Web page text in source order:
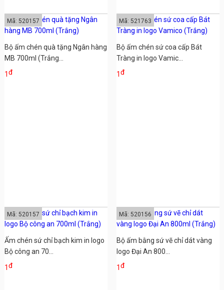
Bộ ấm chén quà tặng Ngân hàng
MB 700ml (Trắng...
1đ
Mã: 520157
Bộ ấm chén sứ coa cấp Bát
Tràng in logo Vamic...
1đ
Mã: 521763
Ấm chén sứ chỉ bạch kim in logo
Bộ công an 70...
1đ
Mã: 520157
Bộ ấm bằng sứ vẽ chỉ dát vàng
logo Đại An 800...
1đ
Mã: 520156